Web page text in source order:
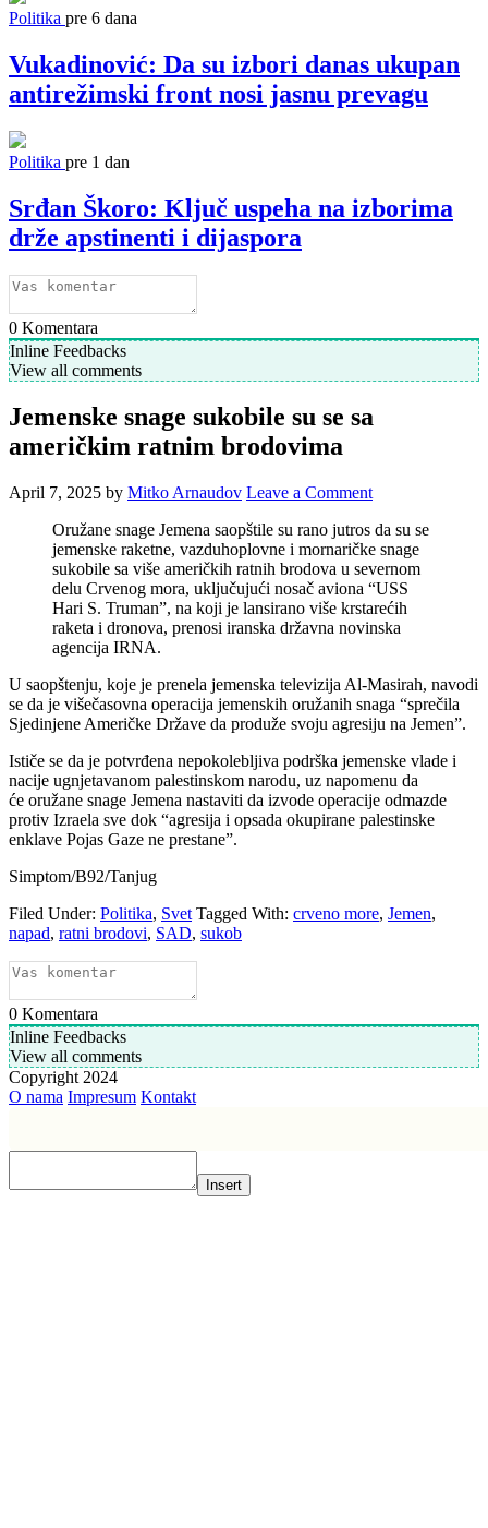
Politika pre 6 dana
Vukadinović: Da su izbori danas ukupan
antirežimski front nosi jasnu prevagu
Politika pre 1 dan
Srđan Škoro: Ključ uspeha na izborima
drže apstinenti i dijaspora
0 Komentara
Inline Feedbacks
View all comments
Jemenske snage sukobile su se sa
američkim ratnim brodovima
April 7, 2025 by Mitko Arnaudov Leave a Comment
Oružane snage Jemena saopštile su rano jutros da su se
jemenske raketne, vazduhoplovne i mornaričke snage
sukobile sa više američkih ratnih brodova u severnom
delu Crvenog mora, uključujući nosač aviona “USS
Hari S. Truman”, na koji je lansirano više krstarećih
raketa i dronova, prenosi iranska državna novinska
agencija IRNA.
U saopštenju, koje je prenela jemenska televizija Al-Masirah, navodi
se da je višečasovna operacija jemenskih oružanih snaga “sprečila
Sjedinjene Američke Države da produže svoju agresiju na Jemen”.
Ističe se da je potvrđena nepokolebljiva podrška jemenske vlade i
nacije ugnjetavanom palestinskom narodu, uz napomenu da
će oružane snage Jemena nastaviti da izvode operacije odmazde
protiv Izraela sve dok “agresija i opsada okupirane palestinske
enklave Pojas Gaze ne prestane”.
Simptom/B92/Tanjug
Filed Under: Politika, Svet Tagged With: crveno more, Jemen,
napad, ratni brodovi, SAD, sukob
0 Komentara
Inline Feedbacks
View all comments
Copyright 2024
O nama Impresum Kontakt
Insert